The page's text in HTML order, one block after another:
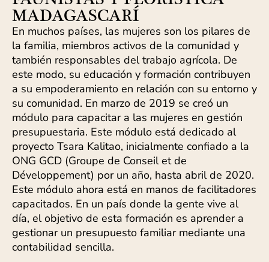
MADAGASCARÍ
En muchos países, las mujeres son los pilares de
la familia, miembros activos de la comunidad y
también responsables del trabajo agrícola. De
este modo, su educación y formación contribuyen
a su empoderamiento en relación con su entorno y
su comunidad. En marzo de 2019 se creó un
módulo para capacitar a las mujeres en gestión
presupuestaria. Este módulo está dedicado al
proyecto Tsara Kalitao, inicialmente confiado a la
ONG GCD (Groupe de Conseil et de
Développement) por un año, hasta abril de 2020.
Este módulo ahora está en manos de facilitadores
capacitados. En un país donde la gente vive al
día, el objetivo de esta formación es aprender a
gestionar un presupuesto familiar mediante una
contabilidad sencilla.